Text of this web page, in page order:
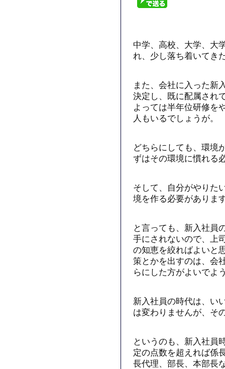
中学、高校、大学、大
れ、少し落ち着いてき
また、会社に入った新
決定し、既に配属され
よっては半年位研修を
人もいるでしょうが。
どちらにしても、環境
ずはその環境に慣れる
そして、自分がやりた
境を作る必要がありま
と言っても、新入社員
手にされないので、上
の知恵を絞ればよいと
策とかを出すのは、会
らにした方がよいでよ
新入社員の時代は、い
は変わりませんが、そ
というのも、新入社員
定の点数を超えれば係
長代理、部長、本部長